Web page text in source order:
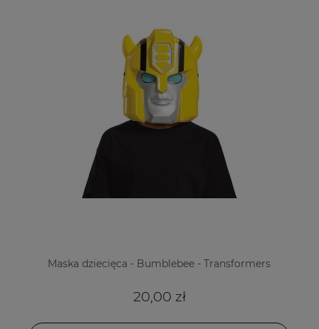
Maska dziecięca - Bumblebee - Transformers
20,00 zł